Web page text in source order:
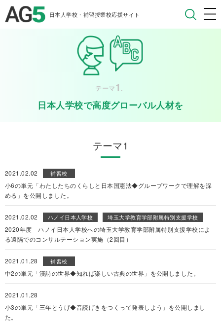
日本人学校・補習授業校応援サイト
テーマ1 .
日本人学校で高度グローバル人材を
テーマ1
2021.02.02 補習校
小6の単元「わたしたちのくらしと日本国憲法◆グループワークで理解を深
める」を公開しました。
2021.02.02 ハノイ日本人学校 埼玉大学教育学部附属特別支援学校
2020年度 ハノイ日本人学校への埼玉大学教育学部附属特別支援学校によ
る遠隔でのコンサルテーション実施（2回目）
2021.01.28 補習校
中2の単元「漢詩の世界◆知れば楽しい古典の世界」を公開しました。
2021.01.28
小3の単元「三年とうげ◆音読げきをつくって発表しよう」を公開しまし
た。